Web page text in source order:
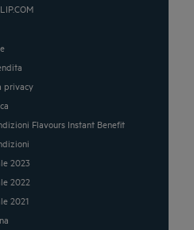
privacy
Flavours Instant Benefit
2023
2022
2021